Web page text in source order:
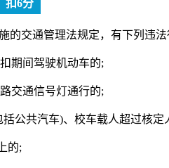
扣6分
的交通管理法规定，有下列违
期间驾驶机动车的;
交通信号灯通行的;
公共汽车)、校车载人超过核
的;